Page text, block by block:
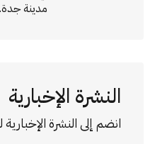
مدينة جدة.
النشرة الإخبارية
انضم إلى النشرة